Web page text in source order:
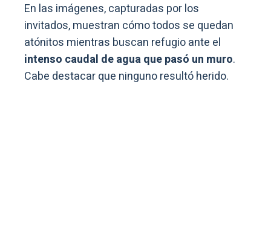
En las imágenes, capturadas por los
invitados, muestran cómo todos se quedan
atónitos mientras buscan refugio ante el
intenso caudal de agua que pasó un muro.
Cabe destacar que ninguno resultó herido.